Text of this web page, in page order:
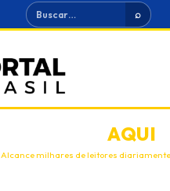
Buscar ⌕
ANUNCIEAQUI
Alcance milhares de leitores diariamente